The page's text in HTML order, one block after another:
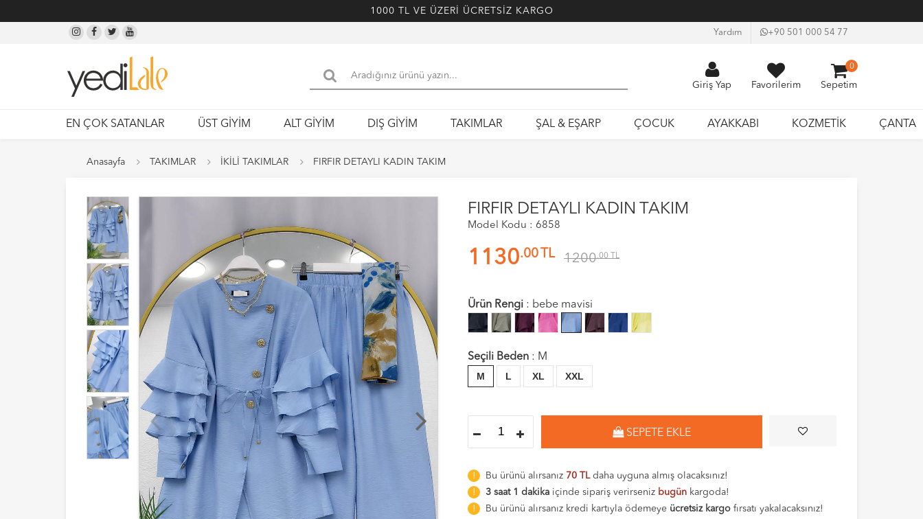
1000 TL VE ÜZERİ ÜCRETSİZ KARGO
Yardım +90 501 000 54 77
Giriş Yap Favorilerim Sepetim
0
EN ÇOK SATANLAR ÜST GİYİM ALT GİYİM DIŞ GİYİM TAKIMLAR ŞAL & EŞARP ÇOCUK AYAKKABI KOZMETİK ÇANTA
Anasayfa TAKIMLAR İKİLİ TAKIMLAR FIRFIR DETAYLI KADIN TAKIM
FIRFIR DETAYLI KADIN TAKIM
Model Kodu : 6858
1130.00 TL 1200.00 TL
Ürün Rengi : bebe mavisi
Seçili Beden : M
M
L XL XXL
SEPETE EKLE
Bu ürünü alırsanız 70 TLdaha uyguna almış olacaksınız!
3 saat 1 dakika içinde sipariş verirseniz bugün kargoda!
Bu ürünü alırsanız kredi kartıyla ödemeye ücretsiz kargo fırsatı yakalacaksınız!